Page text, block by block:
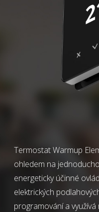
Termostat Warmup
ohledem na
energeticky účinné
elektrických
programování a